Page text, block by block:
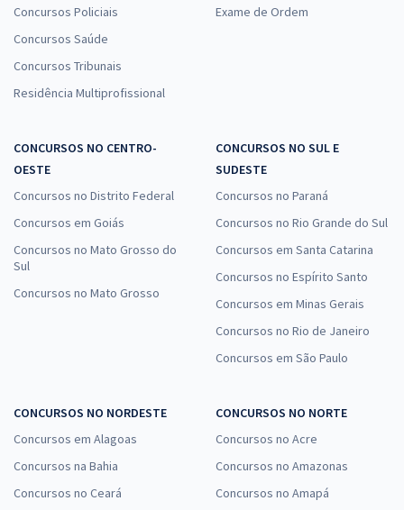
Concursos Policiais
Concursos Saúde
Concursos Tribunais
Residência Multiprofissional
Exame de Ordem
CONCURSOS NO CENTRO-
OESTE
Concursos no Distrito Federal
Concursos em Goiás
Concursos no Mato Grosso do
Sul
Concursos no Mato Grosso
CONCURSOS NO SUL E
SUDESTE
Concursos no Paraná
Concursos no Rio Grande do Sul
Concursos em Santa Catarina
Concursos no Espírito Santo
Concursos em Minas Gerais
Concursos no Rio de Janeiro
Concursos em São Paulo
CONCURSOS NO NORDESTE
Concursos em Alagoas
Concursos na Bahia
Concursos no Ceará
CONCURSOS NO NORTE
Concursos no Acre
Concursos no Amazonas
Concursos no Amapá